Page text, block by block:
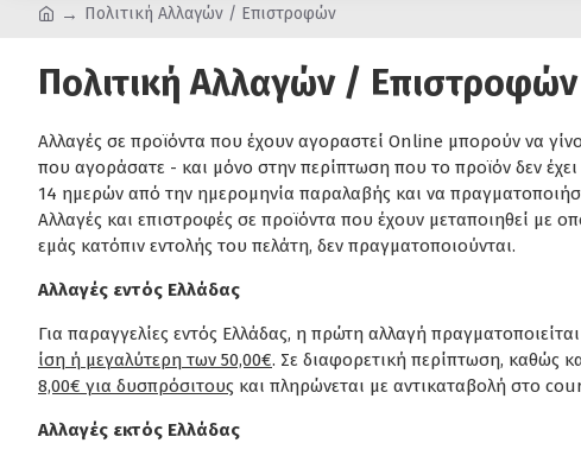
Πολιτική Αλλαγών / Επιστροφών
Πολιτική Αλλαγών / Επιστροφών
Αλλαγές σε προϊόντα που έχουν αγοραστεί Online μπορούν να
που αγοράσατε - και μόνο στην περίπτωση που το προϊόν δεν
14 ημερών από την ημερομηνία παραλαβής και να
Αλλαγές και επιστροφές σε προϊόντα που έχουν μεταποιηθεί με
εμάς κατόπιν εντολής του πελάτη, δεν πραγματοποιούνται.
Αλλαγές εντός Ελλάδας
Για παραγγελίες εντός Ελλάδας, η πρώτη αλλαγή
ίση ή μεγαλύτερη των 50,00€. Σε διαφορετική περίπτωση, καθώς
8,00€ για δυσπρόσιτους και πληρώνεται με αντικαταβολή στο
Αλλαγές εκτός Ελλάδας